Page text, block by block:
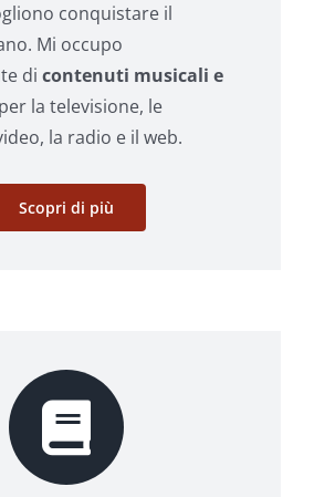
conquistare il
Mi occupo
di contenuti musicali e
per la televisione, le
la radio e il web.
Scopri di più